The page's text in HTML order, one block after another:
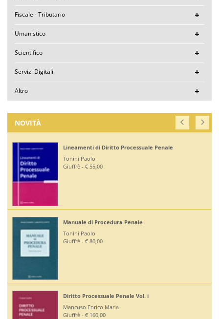
Fiscale - Tributario
Umanistico
Scientifico
Servizi Digitali
Altro
NOVITÀ
Lineamenti di Diritto Processuale Penale
Tonini Paolo
Giuffrè - € 55,00
Manuale di Procedura Penale
Tonini Paolo
Giuffrè - € 80,00
Diritto Processuale Penale Vol. i
Mancuso Enrico Maria
Giuffrè - € 160,00